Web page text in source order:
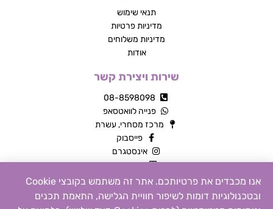
תנאי שימוש
מדיניות פרטיות
מדיניות משלוחים
אודות
שירות ויצירת קשר
08-8598098
פנייה לוואטסאפ
מרכז מסחרי, עשרת
פייסבוק
אינסטגרם
צור קשר
כל הזכויות שמורות © 2026 | MTY מוצרים שילדים אוהבים
אנו מכבדים את פרטיותכם. אתר זה משתמש בקובצי Cookie
ובטכנולוגיות דומות לשיפור חוויית הגלישה, התאמת תכנים